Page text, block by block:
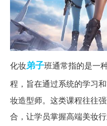
化妆弟子班通常指的是一
程，旨在通过系统的学习
妆造型师。这类课程往往
合，让学员掌握高端美妆